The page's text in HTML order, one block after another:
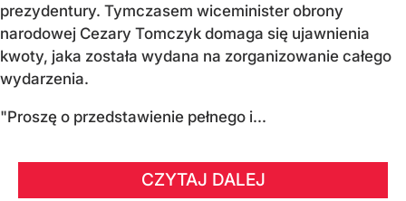
prezydentury. Tymczasem wiceminister obrony
narodowej Cezary Tomczyk domaga się ujawnienia
kwoty, jaka została wydana na zorganizowanie całego
wydarzenia.
"Proszę o przedstawienie pełnego i...
CZYTAJ DALEJ